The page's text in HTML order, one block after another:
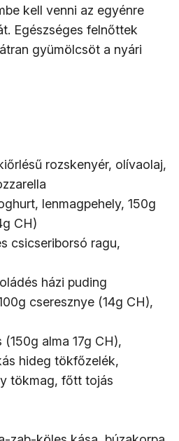
kell venni az egyénre
Egészséges felnőttek
gyümölcsöt a nyári
rozskenyér, olívaolaj,
lenmagpehely, 150g
CH)
csicseriborsó ragu,
házi puding
cseresznye (14g CH),
(150g alma 17g CH),
hideg tökfőzelék,
tökmag, főtt tojás